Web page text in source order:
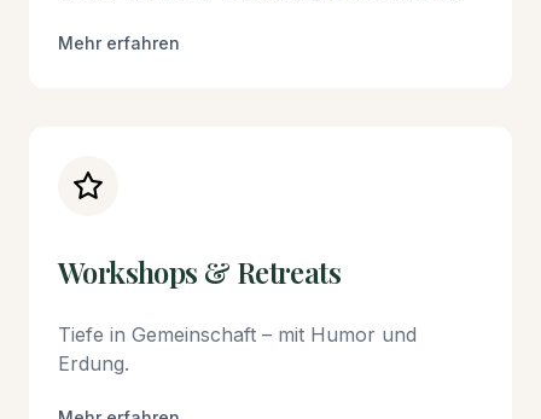
Mehr erfahren
Workshops & Retreats
Tiefe in Gemeinschaft – mit Humor und
Erdung.